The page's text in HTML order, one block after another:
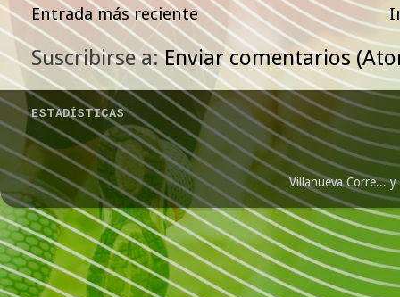
Entrada más reciente
Suscribirse a:Enviar comentarios
ESTADÍSTICAS
Villanueva Corre...